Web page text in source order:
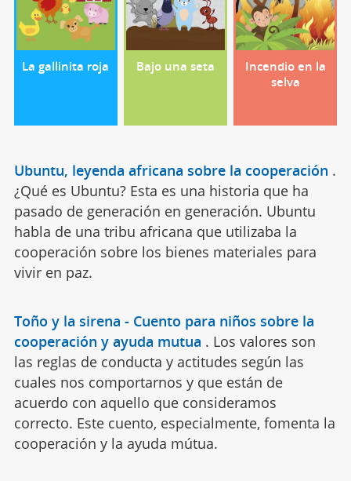
La gallinita roja Bajo una seta
Incendio en la
selva
Ubuntu, leyenda africana sobre la cooperación .
¿Qué es Ubuntu? Esta es una historia que ha
pasado de generación en generación. Ubuntu
habla de una tribu africana que utilizaba la
cooperación sobre los bienes materiales para
vivir en paz.
Toño y la sirena - Cuento para niños sobre la
cooperación y ayuda mutua . Los valores son
las reglas de conducta y actitudes según las
cuales nos comportarnos y que están de
acuerdo con aquello que consideramos
correcto. Este cuento, especialmente, fomenta la
cooperación y la ayuda mútua.